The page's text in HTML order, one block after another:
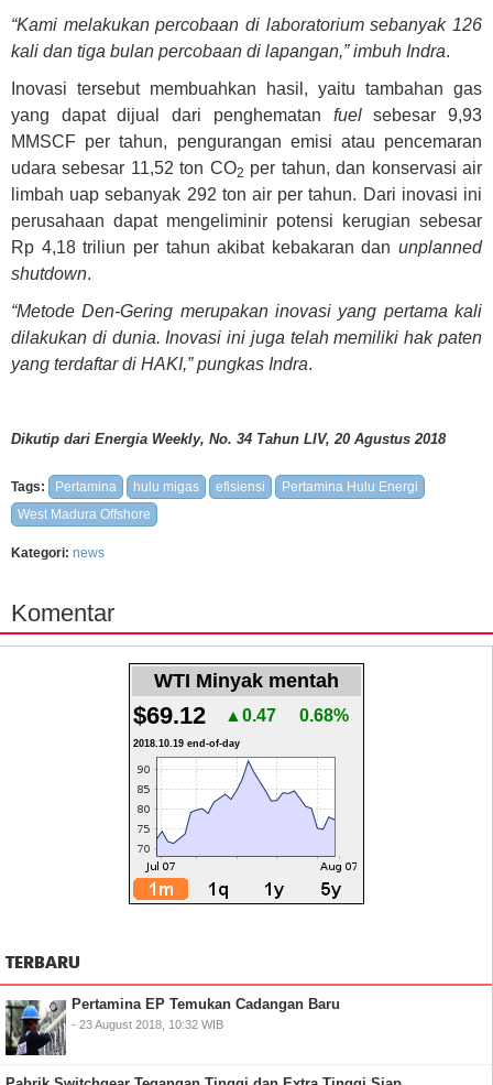
“Kami melakukan percobaan di laboratorium sebanyak 126
kali dan tiga bulan percobaan di lapangan,” imbuh Indra.
Inovasi tersebut membuahkan hasil, yaitu tambahan gas
yang dapat dijual dari penghematan fuelsebesar 9,93
MMSCF per tahun, pengurangan emisi atau pencemaran
udara sebesar 11,52 ton CO2 per tahun, dan konservasi air
limbah uap sebanyak 292 ton air per tahun. Dari inovasi ini
perusahaan dapat mengeliminir potensi kerugian sebesar
Rp 4,18 triliun per tahun akibat kebakaran dan unplanned
shutdown.
“Metode Den-Gering merupakan inovasi yang pertama kali
dilakukan di dunia. Inovasi ini juga telah memiliki hak paten
yang terdaftar di HAKI,” pungkas Indra.
Dikutip dari Energia Weekly, No. 34 Tahun LIV, 20 Agustus 2018
Tags: Pertamina hulu migas efisiensi
Pertamina Hulu Energi
West Madura Offshore
Kategori: news
Komentar
WTI Minyak mentah
$69.12 ▲0.47 0.68%
2018.10.19 end-of-day
TERBARU
Pertamina EP Temukan Cadangan Baru
- 23 August 2018, 10:32 WIB